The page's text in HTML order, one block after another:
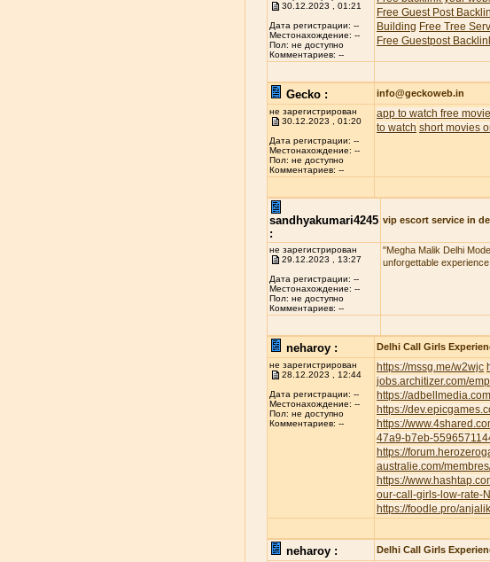
30.12.2023 , 01:21
Дата регистрации: --
Местонахождение: --
Пол: не доступно
Комментариев: --
Free Guest Post
Building Free Tree
Free Guestpost
Gecko : info@geckoweb.in
не зарегистрирован
30.12.2023 , 01:20
Дата регистрации: --
Местонахождение: --
Пол: не доступно
Комментариев: --
app to watch free movie
to watch short movies
sandhyakumari4245
:
vip escort service in
не зарегистрирован
29.12.2023 , 13:27
Дата регистрации: --
Местонахождение: --
Пол: не доступно
Комментариев: --
"Megha Malik Delhi
unforgettable experience.
neharoy : Delhi Call Girls
не зарегистрирован
28.12.2023 , 12:44
Дата регистрации: --
Местонахождение: --
Пол: не доступно
Комментариев: --
https://mssg.me/w2wjc
jobs.architizer.com/
https://
https://
https://
47a9-b7eb-
https://
australie.com/
https://
our-call-girls-low-rate-
https://foodle.pro/
neharoy : Delhi Call Girls